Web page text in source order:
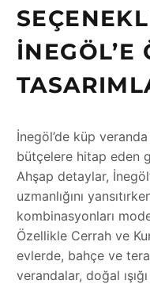
İNEGÖL’E
İnegöl’de küp
bütçelere hitap eden
Ahşap detaylar,
uzmanlığını
kombinasyonları
Özellikle Cerrah ve
evlerde, bahçe ve
verandalar, doğal